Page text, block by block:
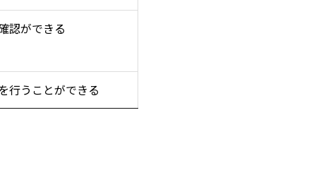
認ができる
行うことができる